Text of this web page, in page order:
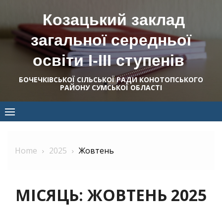
content
Козацький заклад
загальної середньої
освіти І-ІІІ ступенів
БОЧЕЧКІВСЬКОЇ СІЛЬСЬКОЇ РАДИ КОНОТОПСЬКОГО
РАЙОНУ СУМСЬКОЇ ОБЛАСТІ
Home 2025 Жовтень
МІСЯЦЬ: ЖОВТЕНЬ 2025